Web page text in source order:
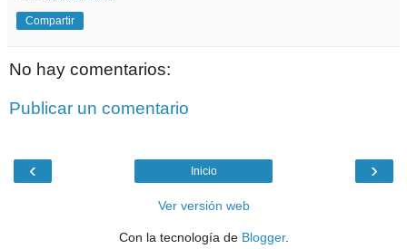
Compartir
No hay comentarios:
Publicar un comentario
‹ ›
Inicio
Ver versión web
Con la tecnología de Blogger.